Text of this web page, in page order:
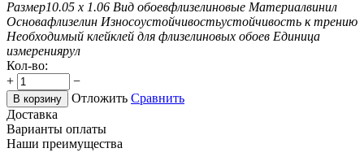
Размер10.05 х 1.06 Вид обоевфлизелиновые Материалвинил
Основафлизелин Износоустойчивостьустойчивость к трению
Необходимый клейклей для флизелиновых обоев Единица
измерениярул
Кол-во:
+
−
В корзину Отложить Сравнить
Доставка
Варианты оплаты
Наши преимущества